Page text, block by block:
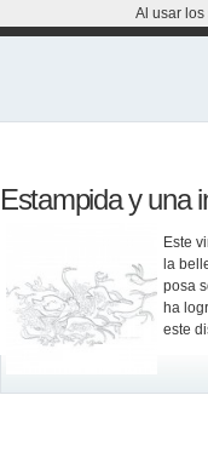
Estampida y una
Este
la
posa
ha
este
Al usar